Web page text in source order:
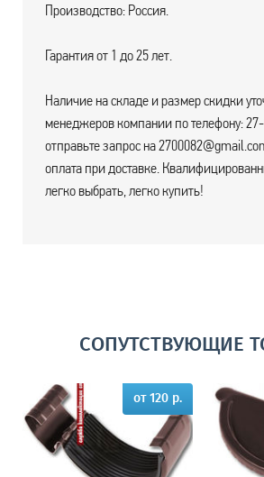
Производство: Россия.
Гарантия от 1 до 25 лет.
Наличие на складе и размер скидки
менеджеров компании по телефону:
отправьте запрос на
оплата при доставке.
легко выбрать, легко купить!
СОПУТСТВУЮЩИЕ
от 120 р.